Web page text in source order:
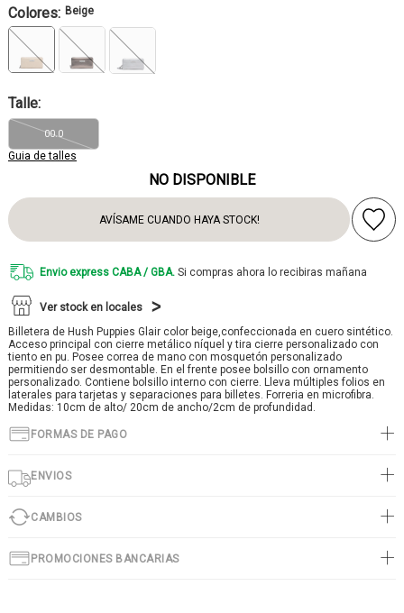
Colores: Beige
Talle:
Guia de talles
00.0
NO DISPONIBLE
AVÍSAME CUANDO HAYA STOCK!
Envio express CABA / GBA. Si compras ahora lo recibiras mañana
Ver stock en locales
Billetera de Hush Puppies Glair color beige,confeccionada en cuero sintético.
Acceso principal con cierre metálico níquel y tira cierre personalizado con
tiento en pu. Posee correa de mano con mosquetón personalizado
permitiendo ser desmontable. En el frente posee bolsillo con ornamento
personalizado. Contiene bolsillo interno con cierre. Lleva múltiples folios en
laterales para tarjetas y separaciones para billetes. Forreria en microfibra.
Medidas: 10cm de alto/ 20cm de ancho/2cm de profundidad.
FORMAS DE PAGO
ENVIOS
CAMBIOS
PROMOCIONES BANCARIAS